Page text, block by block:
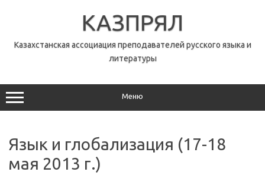
КАЗПРЯЛ
Казахстанская ассоциация преподавателей русского языка и
литературы
Меню
Язык и глобализация (17-18
мая 2013 г.)